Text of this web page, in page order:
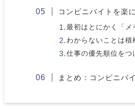
コンビニバイトを楽
最初はとにかく「メ
わからないことは積
仕事の優先順位をつ
まとめ：コンビニバ